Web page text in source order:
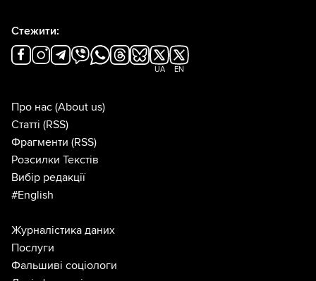
Стежити:
UA EN
Про нас (About us)
Статті (RSS)
Фрагменти (RSS)
Розсилки Текстів
Вибір редакції
#English
Журналістика даних
Послуги
Фальшиві соціологи